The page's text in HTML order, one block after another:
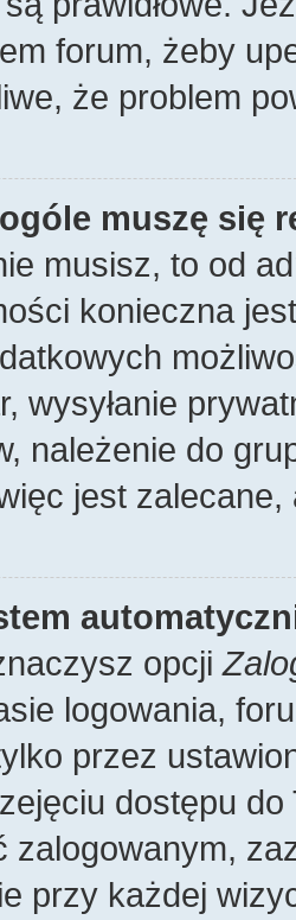
forum, żeby
że problem
muszę się
musisz, to od
konieczna
wysyłanie
należenie do
jest zalecane,
opcji
logowania,
przez
dostępu
zalogowanym,
przy każdej